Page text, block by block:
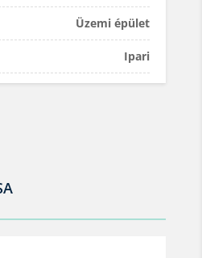
Üzemi épület
Ipari